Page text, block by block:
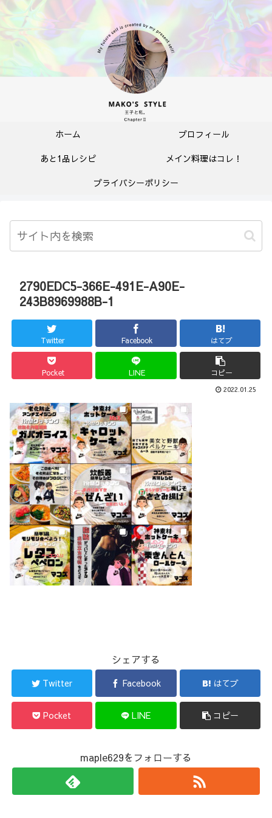
ホーム
プロフィール
あと1品レシピ
メイン料理はコレ！
プライバシーポリシー
2790EDC5-366E-491E-A90E-
243B8969988B-1
Twitter Facebook はてブ
Pocket LINE コピー
2022.01.25
シェアする
Twitter Facebook はてブ
Pocket LINE コピー
maple629をフォローする